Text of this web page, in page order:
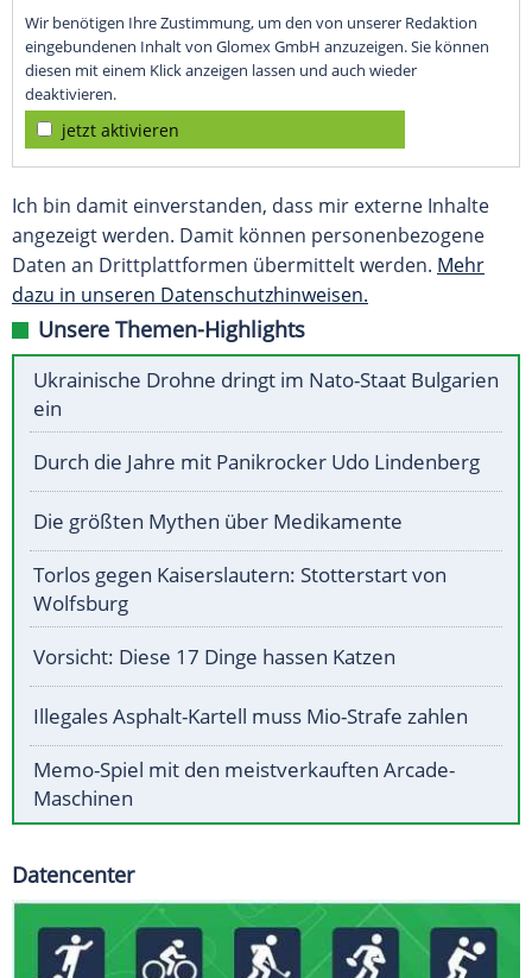
Wir benötigen Ihre Zustimmung, um den von unserer Redaktion
eingebundenen Inhalt von Glomex GmbH anzuzeigen. Sie können
diesen mit einem Klick anzeigen lassen und auch wieder
deaktivieren.
jetzt aktivieren
Ich bin damit einverstanden, dass mir externe Inhalte
angezeigt werden. Damit können personenbezogene
Daten an Drittplattformen übermittelt werden. Mehr
dazu in unseren Datenschutzhinweisen.
Unsere Themen-Highlights
Ukrainische Drohne dringt im Nato-Staat Bulgarien
ein
Durch die Jahre mit Panikrocker Udo Lindenberg
Die größten Mythen über Medikamente
Torlos gegen Kaiserslautern: Stotterstart von
Wolfsburg
Vorsicht: Diese 17 Dinge hassen Katzen
Illegales Asphalt-Kartell muss Mio-Strafe zahlen
Memo-Spiel mit den meistverkauften Arcade-
Maschinen
Datencenter